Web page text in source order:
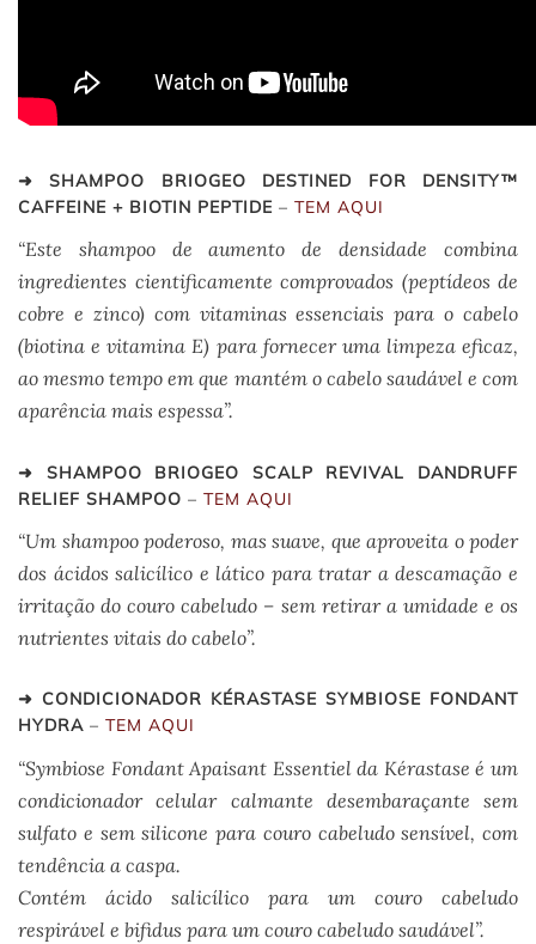
➜ SHAMPOO BRIOGEO DESTINED FOR DENSITY™
CAFFEINE + BIOTIN PEPTIDE – TEM AQUI
“Este shampoo de aumento de densidade combina
ingredientes cientificamente comprovados (peptídeos de
cobre e zinco) com vitaminas essenciais para o cabelo
(biotina e vitamina E) para fornecer uma limpeza eficaz,
ao mesmo tempo em que mantém o cabelo saudável e com
aparência mais espessa”.
➜ SHAMPOO BRIOGEO SCALP REVIVAL DANDRUFF
RELIEF SHAMPOO – TEM AQUI
“Um shampoo poderoso, mas suave, que aproveita o poder
dos ácidos salicílico e lático para tratar a descamação e
irritação do couro cabeludo – sem retirar a umidade e os
nutrientes vitais do cabelo”.
➜ CONDICIONADOR KÉRASTASE SYMBIOSE FONDANT
HYDRA – TEM AQUI
“Symbiose Fondant Apaisant Essentiel da Kérastase é um
condicionador celular calmante desembaraçante sem
sulfato e sem silicone para couro cabeludo sensível, com
tendência a caspa.
Contém ácido salicílico para um couro cabeludo
respirável e bifidus para um couro cabeludo saudável”.